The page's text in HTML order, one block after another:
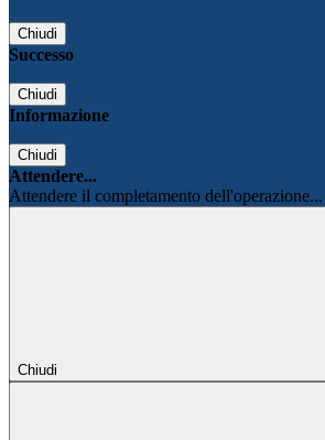
Chiudi
Successo
Chiudi
Informazione
Chiudi
Attendere...
Attendere il completamento dell'operazione...
Chiudi